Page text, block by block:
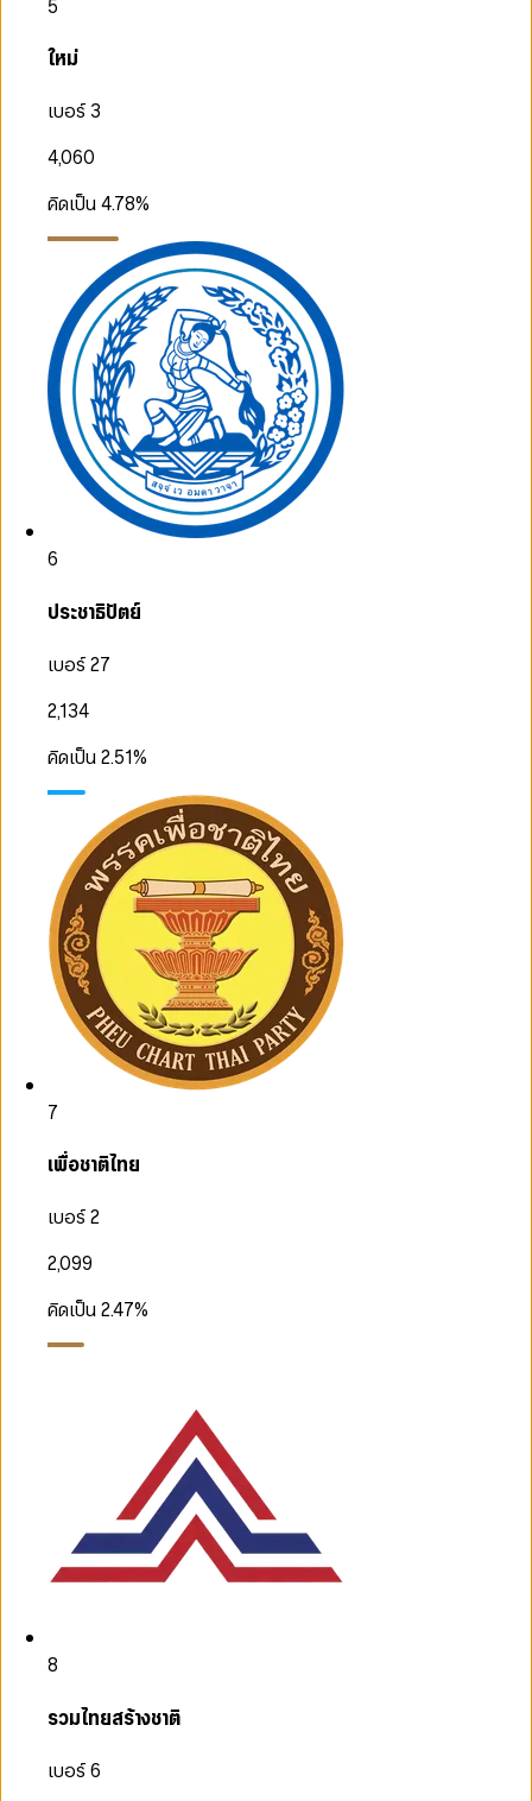
5
ใหม่
เบอร์ 3
4,060
คิดเป็น4.78%
6
ประชาธิปัตย์
เบอร์ 27
2,134
คิดเป็น2.51%
7
เพื่อชาติไทย
เบอร์ 2
2,099
คิดเป็น2.47%
8
รวมไทยสร้างชาติ
เบอร์ 6